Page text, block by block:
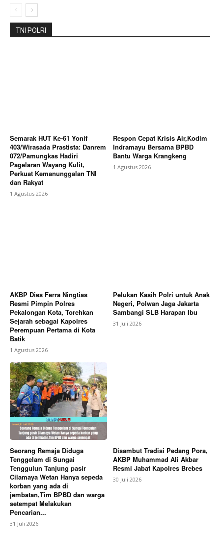
TNI POLRI
Semarak HUT Ke-61 Yonif
403/Wirasada Prastista: Danrem
072/Pamungkas Hadiri
Pagelaran Wayang Kulit,
Perkuat Kemanunggalan TNI
dan Rakyat
1 Agustus 2026
Respon Cepat Krisis Air,Kodim
Indramayu Bersama BPBD
Bantu Warga Krangkeng
1 Agustus 2026
AKBP Dies Ferra Ningtias
Resmi Pimpin Polres
Pekalongan Kota, Torehkan
Sejarah sebagai Kapolres
Perempuan Pertama di Kota
Batik
1 Agustus 2026
Pelukan Kasih Polri untuk Anak
Negeri, Polwan Jaga Jakarta
Sambangi SLB Harapan Ibu
31 Juli 2026
Seorang Remaja Diduga
Tenggelam di Sungai
Tenggulun Tanjung pasir
Cilamaya Wetan Hanya sepeda
korban yang ada di
jembatan,Tim BPBD dan warga
setempat Melakukan
Pencarian...
31 Juli 2026
Disambut Tradisi Pedang Pora,
AKBP Muhammad Ali Akbar
Resmi Jabat Kapolres Brebes
30 Juli 2026